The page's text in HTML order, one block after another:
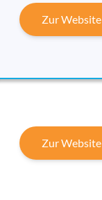
Zur Website
Zur Website